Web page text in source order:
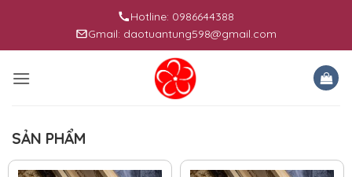
content
Hotline: 0986644388
Gmail: daotuantung598@gmail.com
SẢN PHẨM